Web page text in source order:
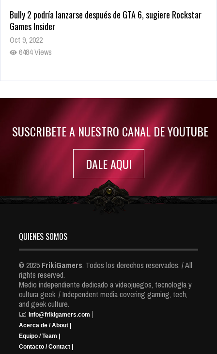
Bully 2 podría lanzarse después de GTA 6, sugiere Rockstar
Games Insider
Oct 9, 2022
6484 Views
Rumor: Se filtran los primeros detalles de Resident Evil 9
SUSCRIBETE A NUESTRO CANAL DE YOUTUBE
DALE AQUI
QUIENES SOMOS
© 2025 FrikiGamers. Todos los derechos reservados. / All
rights reserved.
Medio independiente dedicado a videojuegos, tecnología y
cultura geek. / Independent media covering gaming, tech,
and geek culture.
📧 info@frikigamers.com |
Acerca de / About |
Equipo / Team |
Contacto / Contact |